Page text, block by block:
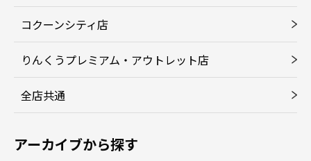
コクーンシティ店
りんくうプレミアム・アウトレット店
全店共通
アーカイブから探す